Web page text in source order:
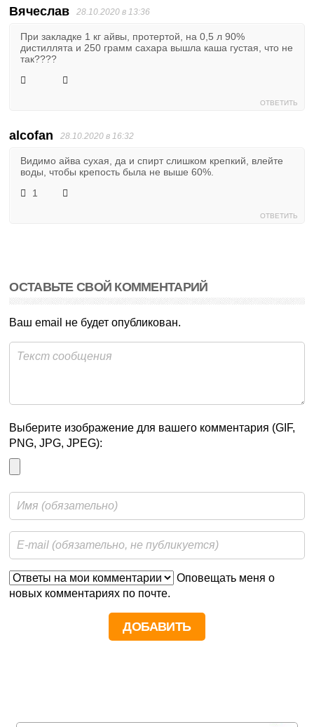
Вячеслав 28.10.2020 в 13:36
При закладке 1 кг айвы, протертой, на 0,5 л 90%
дистиллята и 250 грамм сахара вышла каша густая, что не
так????
ОТВЕТИТЬ
alcofan 28.10.2020 в 16:32
Видимо айва сухая, да и спирт слишком крепкий, влейте
воды, чтобы крепость была не выше 60%.
1
ОТВЕТИТЬ
ОСТАВЬТЕ СВОЙ КОММЕНТАРИЙ
Ваш email не будет опубликован.
Выберите изображение для вашего комментария (GIF,
PNG, JPG, JPEG):
Оповещать меня о
новых комментариях по почте.